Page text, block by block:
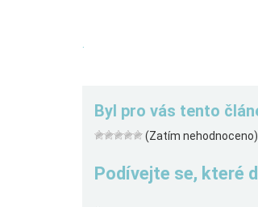
.
Byl pro vás tento
(Zatím nehodnoceno)
Podívejte se, které